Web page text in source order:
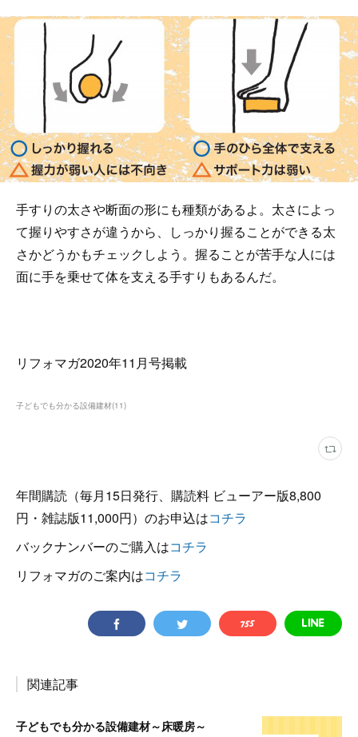
手すりの太さや断面の形にも種類があるよ。太さによっ
て握りやすさが違うから、しっかり握ることができる太
さかどうかもチェックしよう。握ることが苦手な人には
面に手を乗せて体を支える手すりもあるんだ。
リフォマガ2020年11月号掲載
子どもでも分かる設備建材(11)
年間購読（毎月15日発行、購読料 ビューアー版8,800
円・雑誌版11,000円）のお申込はコチラ
バックナンバーのご購入はコチラ
リフォマガのご案内はコチラ
関連記事
子どもでも分かる設備建材～床暖房～